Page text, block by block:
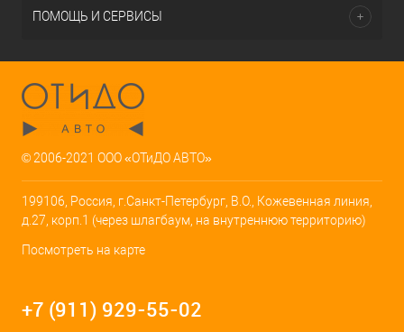
ПОМОЩЬ И СЕРВИСЫ
© 2006-2021 ООО «ОТиДО АВТО»
199106, Россия, г.Санкт-Петербург, В.О., Кожевенная линия,
д.27, корп.1 (через шлагбаум, на внутреннюю территорию)
Посмотреть на карте
+7 (911) 929-55-02